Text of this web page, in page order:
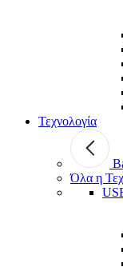
Τεχνολογία
Όλα η